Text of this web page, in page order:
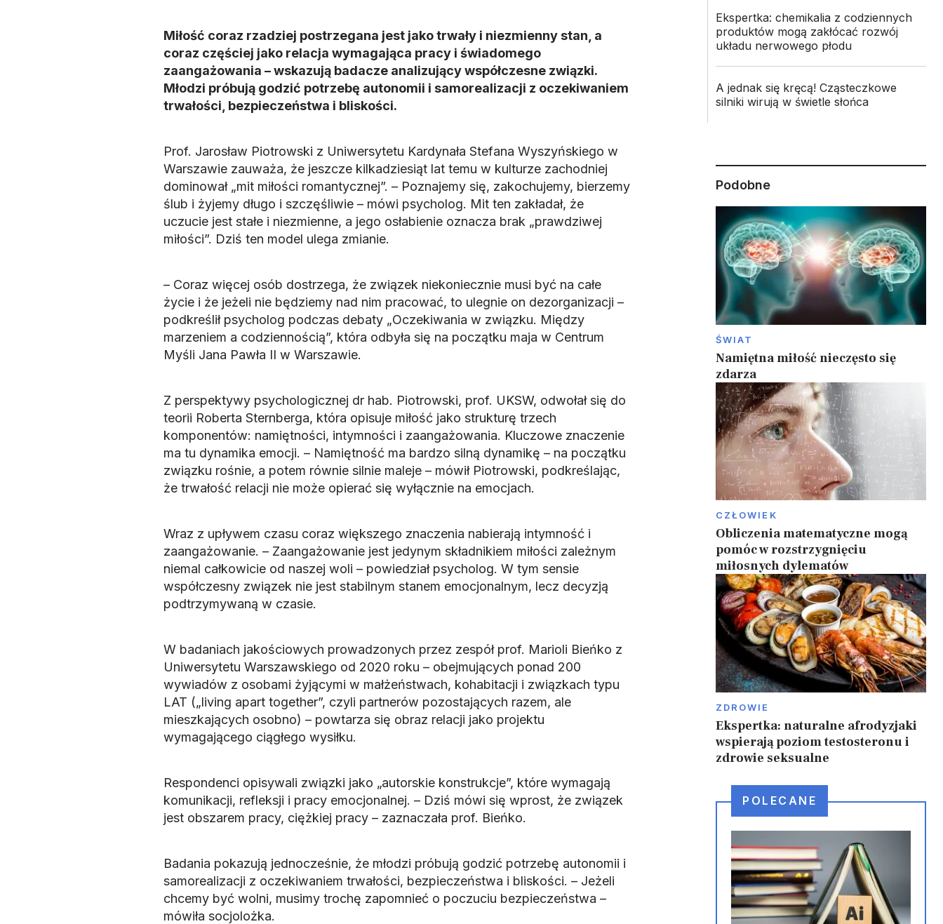
Miłość coraz rzadziej postrzegana jest jako trwały i niezmienny stan, a
coraz częściej jako relacja wymagająca pracy i świadomego
zaangażowania – wskazują badacze analizujący współczesne związki.
Młodzi próbują godzić potrzebę autonomii i samorealizacji z oczekiwaniem
trwałości, bezpieczeństwa i bliskości.
Prof. Jarosław Piotrowski z Uniwersytetu Kardynała Stefana Wyszyńskiego w
Warszawie zauważa, że jeszcze kilkadziesiąt lat temu w kulturze zachodniej
dominował „mit miłości romantycznej”. – Poznajemy się, zakochujemy, bierzemy
ślub i żyjemy długo i szczęśliwie – mówi psycholog. Mit ten zakładał, że
uczucie jest stałe i niezmienne, a jego osłabienie oznacza brak „prawdziwej
miłości”. Dziś ten model ulega zmianie.
– Coraz więcej osób dostrzega, że związek niekoniecznie musi być na całe
życie i że jeżeli nie będziemy nad nim pracować, to ulegnie on dezorganizacji –
podkreślił psycholog podczas debaty „Oczekiwania w związku. Między
marzeniem a codziennością”, która odbyła się na początku maja w Centrum
Myśli Jana Pawła II w Warszawie.
Z perspektywy psychologicznej dr hab. Piotrowski, prof. UKSW, odwołał się do
teorii Roberta Sternberga, która opisuje miłość jako strukturę trzech
komponentów: namiętności, intymności i zaangażowania. Kluczowe znaczenie
ma tu dynamika emocji. – Namiętność ma bardzo silną dynamikę – na początku
związku rośnie, a potem równie silnie maleje – mówił Piotrowski, podkreślając,
że trwałość relacji nie może opierać się wyłącznie na emocjach.
Wraz z upływem czasu coraz większego znaczenia nabierają intymność i
zaangażowanie. – Zaangażowanie jest jedynym składnikiem miłości zależnym
niemal całkowicie od naszej woli – powiedział psycholog. W tym sensie
współczesny związek nie jest stabilnym stanem emocjonalnym, lecz decyzją
podtrzymywaną w czasie.
W badaniach jakościowych prowadzonych przez zespół prof. Marioli Bieńko z
Uniwersytetu Warszawskiego od 2020 roku – obejmujących ponad 200
wywiadów z osobami żyjącymi w małżeństwach, kohabitacji i związkach typu
LAT („living apart together”, czyli partnerów pozostających razem, ale
mieszkających osobno) – powtarza się obraz relacji jako projektu
wymagającego ciągłego wysiłku.
Respondenci opisywali związki jako „autorskie konstrukcje”, które wymagają
komunikacji, refleksji i pracy emocjonalnej. – Dziś mówi się wprost, że związek
jest obszarem pracy, ciężkiej pracy – zaznaczała prof. Bieńko.
Badania pokazują jednocześnie, że młodzi próbują godzić potrzebę autonomii i
samorealizacji z oczekiwaniem trwałości, bezpieczeństwa i bliskości. – Jeżeli
chcemy być wolni, musimy trochę zapomnieć o poczuciu bezpieczeństwa –
mówiła socjolożka.
Ekspertka: chemikalia z codziennych
produktów mogą zakłócać rozwój
układu nerwowego płodu
A jednak się kręcą! Cząsteczkowe
silniki wirują w świetle słońca
Podobne
ŚWIAT
Namiętna miłość nieczęsto się
zdarza
CZŁOWIEK
Obliczenia matematyczne mogą
pomóc w rozstrzygnięciu
miłosnych dylematów
ZDROWIE
Ekspertka: naturalne afrodyzjaki
wspierają poziom testosteronu i
zdrowie seksualne
POLECANE